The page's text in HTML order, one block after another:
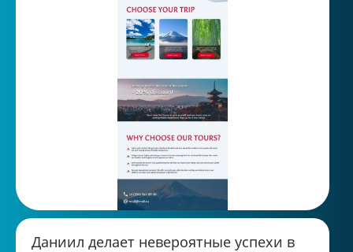
Даниил делает невероятные успехи в